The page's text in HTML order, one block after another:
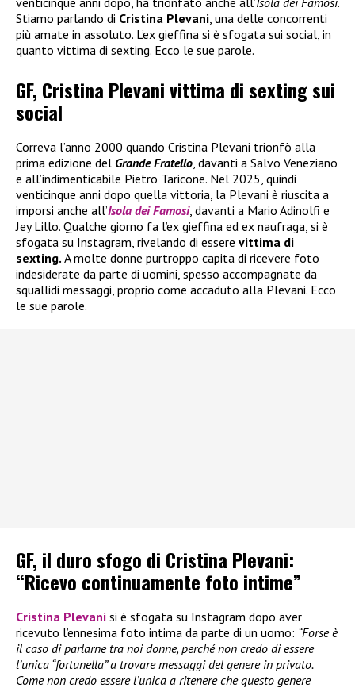
Stiamo parlando di Cristina Plevani , una delle concorrenti
più amate in assoluto. L’ex gieffina si è sfogata sui social, in
quanto vittima di sexting. Ecco le sue parole.
GF, Cristina Plevani vittima di sexting sui
social
Correva l’anno 2000 quando Cristina Plevani trionfò alla
prima edizione del Grande Fratello , davanti a Salvo Veneziano
e all’indimenticabile Pietro Taricone. Nel 2025, quindi
venticinque anni dopo quella vittoria, la Plevani è riuscita a
imporsi anche all’Isola dei Famosi, davanti a Mario Adinolfi e
Jey Lillo. Qualche giorno fa l’ex gieffina ed ex naufraga, si è
sfogata su Instagram, rivelando di essere vittima di
sexting. A molte donne purtroppo capita di ricevere foto
indesiderate da parte di uomini, spesso accompagnate da
squallidi messaggi, proprio come accaduto alla Plevani. Ecco
le sue parole.
GF, il duro sfogo di Cristina Plevani:
“Ricevo continuamente foto intime”
Cristina Plevani si è sfogata su Instagram dopo aver
ricevuto l’ennesima foto intima da parte di un uomo: “Forse è
il caso di parlarne tra noi donne, perché non credo di essere
l’unica “fortunella” a trovare messaggi del genere in privato.
Come non credo essere l’unica a ritenere che questo genere